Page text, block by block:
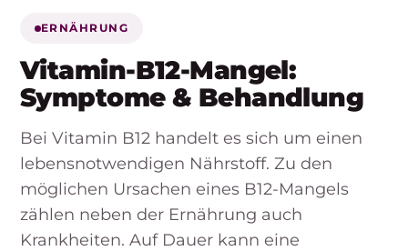
ERNÄHRUNG
Vitamin-B12-Mangel:
Symptome & Behandlung
Bei Vitamin B12 handelt es sich um einen
lebensnotwendigen Nährstoff. Zu den
möglichen Ursachen eines B12-Mangels
zählen neben der Ernährung auch
Krankheiten. Auf Dauer kann eine